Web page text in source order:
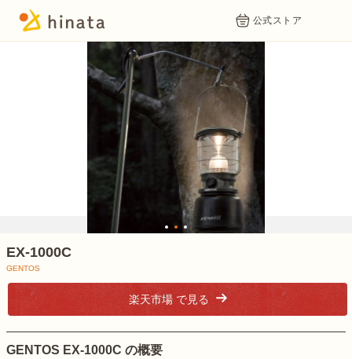
公式ストア
1 2 3
EX-1000C
GENTOS
楽天市場 で見る
GENTOS EX-1000C の概要